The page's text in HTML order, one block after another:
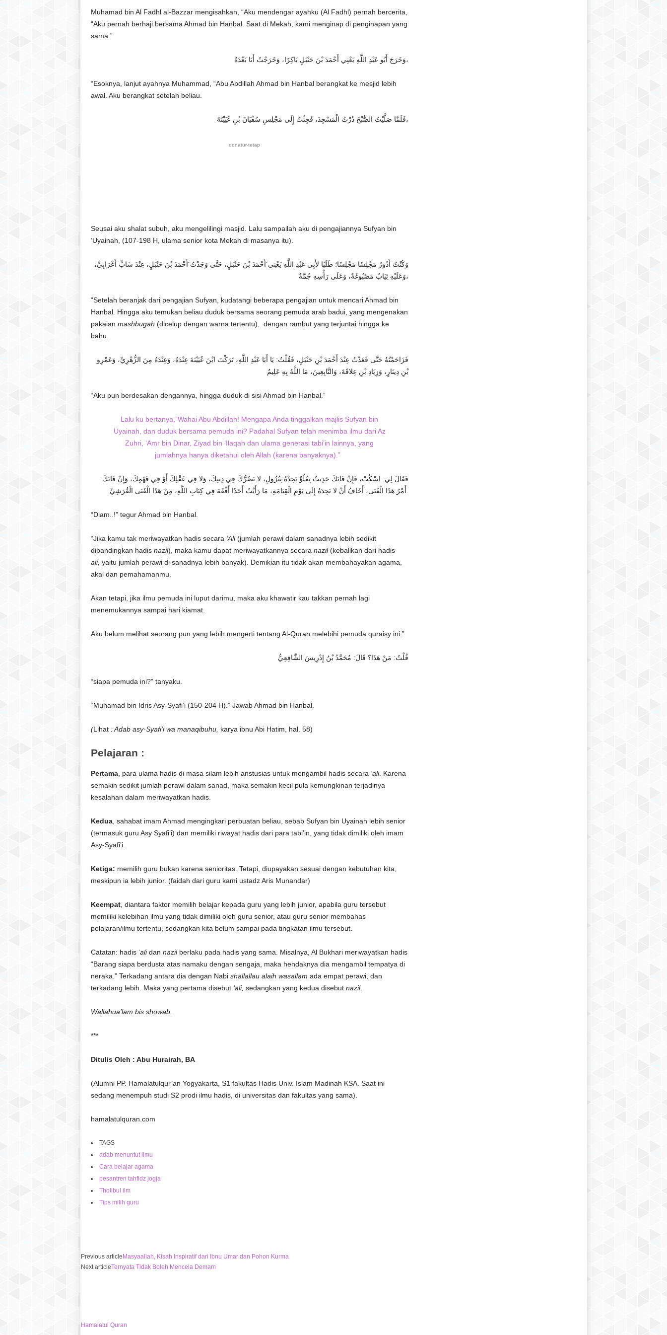
Muhamad bin Al Fadhl al-Bazzar mengisahkan, “Aku mendengar ayahku (Al Fadhl) pernah bercerita,
“Aku pernah berhaji bersama Ahmad bin Hanbal. Saat di Mekah, kami menginap di penginapan yang
sama.”
وَخَرَجَ أَبُو عَبْدِ اللَّهِ يَعْنِي أَحْمَدَ بْنَ حَنْبَلٍ بَاكِرًا، وَخَرَجْتُ أَنَا بَعْدَهُ،
“Esoknya, lanjut ayahnya Muhammad, “Abu Abdillah Ahmad bin Hanbal berangkat ke mesjid lebih
awal. Aku berangkat setelah beliau.
فَلَمَّا صَلَّيْتُ الصُّبْحَ دُرْتُ الْمَسْجِدَ، فَجِئْتُ إِلَى مَجْلِسِ سُفْيَانَ بْنِ عُيَيْنَةَ،
donatur-tetap
Seusai aku shalat subuh, aku mengelilingi masjid. Lalu sampailah aku di pengajiannya Sufyan bin
‘Uyainah, (107-198 H, ulama senior kota Mekah di masanya itu).
وَكُنْتُ أَدُورُ مَجْلِسًا مَجْلِسًا؛ طَلَبًا لأَبِي عَبْدِ اللَّهِ يَعْنِي َأَحْمَدَ بْنَ حَنْبَلٍ، حَتَّى وَجَدْتُ َأَحْمَدَ بْنَ حَنْبَلٍ، عِنْدَ شَابٍّ أَعْرَابِيٍّ،
وَعَلَيْهِ ثِيَابٌ مَصْبُوغَةٌ، وَعَلَى رَأْسِهِ جُمَّةٌ،
“Setelah beranjak dari pengajian Sufyan, kudatangi beberapa pengajian untuk mencari Ahmad bin
Hanbal. Hingga aku temukan beliau duduk bersama seorang pemuda arab badui, yang mengenakan
pakaian mashbugah (dicelup dengan warna tertentu), dengan rambut yang terjuntai hingga ke
bahu.
فَزَاحَمْتُهُ حَتَّى قَعَدْتُ عِنْدَ أَحْمَدَ بْنِ حَنْبَلٍ، فَقُلْتُ: يَا أَبَا عَبْدِ اللَّهِ، تَرَكْتَ ابْنَ عُيَيْنَةَ عِنْدَهُ، وَعِنْدَهُ مِنَ الزُّهْرِيِّ، وَعَمْرِو
بْنِ دِينَارٍ، وَزِيَادِ بْنِ عِلاقَةَ، وَالتَّابِعِينَ، مَا اللَّهُ بِهِ عَلِيمٌ
“Aku pun berdesakan dengannya, hingga duduk di sisi Ahmad bin Hanbal.”
Lalu ku bertanya,”Wahai Abu Abdillah! Mengapa Anda tinggalkan majlis Sufyan bin
Uyainah, dan duduk bersama pemuda ini? Padahal Sufyan telah menimba ilmu dari Az
Zuhri, ‘Amr bin Dinar, Ziyad bin ‘Ilaqah dan ulama generasi tabi’in lainnya, yang
jumlahnya hanya diketahui oleh Allah (karena banyaknya).”
فَقَالَ لِي: اسْكُتْ، فَإِنْ فَاتَكَ حَدِيثٌ بِعُلُوٍّ تَجِدْهُ بِنُزُولٍ، لا يَضُرُّكَ فِي دِينِكَ، وَلا فِي عَقْلِكَ أَوْ فِي فَهْمِكَ، وَإِنْ فَاتَكَ
“Diam..!” tegur Ahmad bin Hanbal.
“Jika kamu tak meriwayatkan hadis secara ‘Ali(jumlah perawi dalam sanadnya lebih sedikit
dibandingkan hadis nazil), maka kamu dapat meriwayatkannya secara nazil(kebalikan dari hadis
ali, yaitu jumlah perawi di sanadnya lebih banyak) . Demikian itu tidak akan membahayakan agama,
akal dan pemahamanmu.
Akan tetapi, jika ilmu pemuda ini luput darimu, maka aku khawatir kau takkan pernah lagi
menemukannya sampai hari kiamat.
Aku belum melihat seorang pun yang lebih mengerti tentang Al-Quran melebihi pemuda quraisy ini.”
قُلْتُ: مَنْ هَذَا؟ قَالَ: مُحَمَّدُ بْنُ إِدْرِيسَ الشَّافِعِيُّ
“siapa pemuda ini?” tanyaku.
“Muhamad bin Idris Asy-Syafi’i (150-204 H).” Jawab Ahmad bin Hanbal.
(Lihat: Adab asy-Syafi’i wa manaqibuhu, karya ibnu Abi Hatim, hal. 58)
Pelajaran :
Pertama, para ulama hadis di masa silam lebih anstusias untuk mengambil hadis secara ‘ali. Karena
semakin sedikit jumlah perawi dalam sanad, maka semakin kecil pula kemungkinan terjadinya
kesalahan dalam meriwayatkan hadis.
Kedua, sahabat imam Ahmad mengingkari perbuatan beliau, sebab Sufyan bin Uyainah lebih senior
(termasuk guru Asy Syafi’i) dan memiliki riwayat hadis dari para tabi’in, yang tidak dimiliki oleh imam
Asy-Syafi’i.
Ketiga: memilih guru bukan karena senioritas. Tetapi, diupayakan sesuai dengan kebutuhan kita,
meskipun ia lebih junior. (faidah dari guru kami ustadz Aris Munandar)
Keempat, diantara faktor memilih belajar kepada guru yang lebih junior, apabila guru tersebut
memiliki kelebihan ilmu yang tidak dimiliki oleh guru senior, atau guru senior membahas
pelajaran/ilmu tertentu, sedangkan kita belum sampai pada tingkatan ilmu tersebut.
Catatan: hadis ‘alidan nazilberlaku pada hadis yang sama. Misalnya, Al Bukhari meriwayatkan hadis
“Barang siapa berdusta atas namaku dengan sengaja, maka hendaknya dia mengambil tempatya di
neraka.” Terkadang antara dia dengan Nabi shallallau alaih wasallam ada empat perawi, dan
terkadang lebih. Maka yang pertama disebut ‘ali, sedangkan yang kedua disebut nazil.
Wallahua’lam bis showab.
***
Ditulis Oleh : Abu Hurairah, BA
(Alumni PP. Hamalatulqur’an Yogyakarta, S1 fakultas Hadis Univ. Islam Madinah KSA. Saat ini
sedang menempuh studi S2 prodi ilmu hadis, di universitas dan fakultas yang sama).
hamalatulquran.com
TAGS
adab menuntut ilmu
Cara belajar agama
pesantren tahfidz jogja
Tholibul ilm
Tips milih guru
Previous article Masyaallah, Kisah Inspiratif dari Ibnu Umar dan Pohon Kurma
Next articleTernyata Tidak Boleh Mencela Demam
Hamalatul Quran